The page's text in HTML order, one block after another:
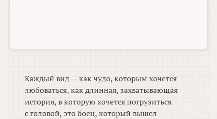
Каждый вид — как чудо, которым хочется
любоваться, как длинная, захватывающая
история, в которую хочется погрузиться
с головой, это боец, который вышел